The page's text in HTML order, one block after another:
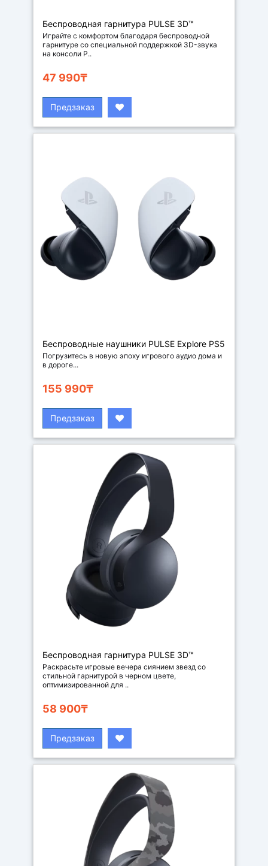
Беспроводная гарнитура PULSE 3D™
Играйте с комфортом благодаря беспроводной
гарнитуре со специальной поддержкой 3D-звука
на консоли P..
47 990₸
Предзаказ
Беспроводные наушники PULSE Explore PS5
Погрузитесь в новую эпоху игрового аудио дома и
в дороге...
155 990₸
Предзаказ
Беспроводная гарнитура PULSE 3D™
Черная полночь
Раскрасьте игровые вечера сиянием звезд со
стильной гарнитурой в черном цвете,
оптимизированной для ..
58 900₸
Предзаказ